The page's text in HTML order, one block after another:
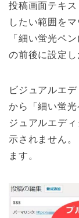
投稿画面テキ
したい範囲を
「細い蛍光ペ
の前後に設定し
ビジュアルエ
から「細い蛍
ジュアルエデ
示されません
ます。